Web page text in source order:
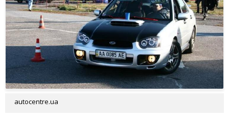
autocentre.ua